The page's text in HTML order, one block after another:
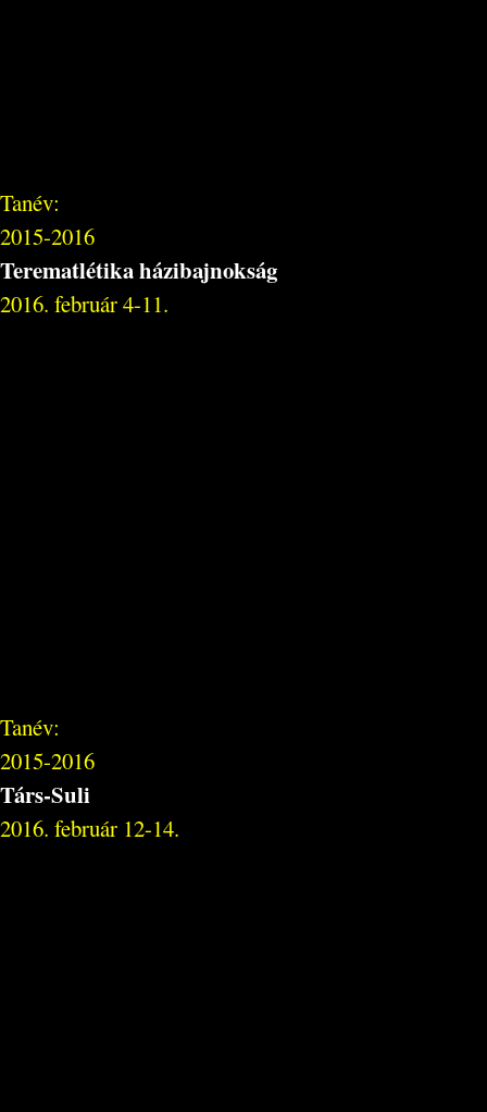
Tanév:
2015-2016
Terematlétika házibajnokság
2016. február 4-11.
Tanév:
2015-2016
Társ-Suli
2016. február 12-14.